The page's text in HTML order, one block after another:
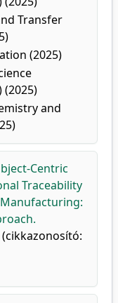
Transfer
(2025)
(2025)
and
Centric
Traceability
(cikkazonosító: